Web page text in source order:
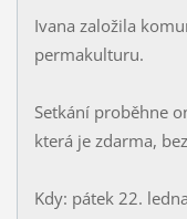
Ivana založila
permakulturu.
Setkání proběhne
která je zdarma,
Kdy: pátek 22.